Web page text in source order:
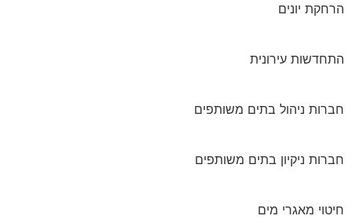
הרחקת יונים
התחדשות עירונית
חברות ניהול בתים משותפים
חברות ניקיון בתים משותפים
חיטוי מאגרי מים